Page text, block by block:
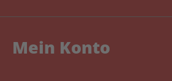
Mein Konto